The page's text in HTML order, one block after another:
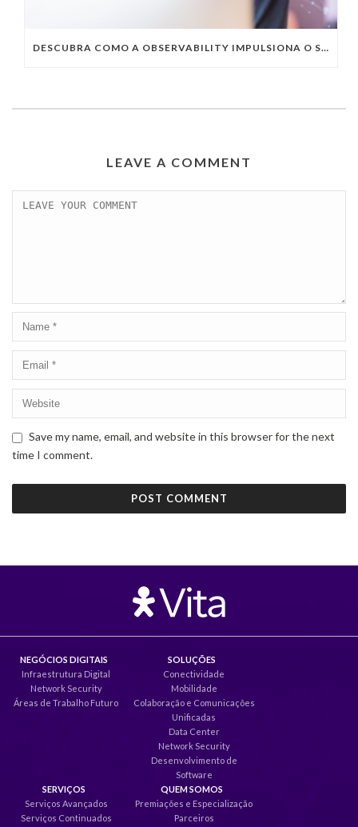
DESCUBRA COMO A OBSERVABILITY IMPULSIONA O SUCESSO DO SEU NEGÓCIO
LEAVE A COMMENT
Save my name, email, and website in this browser for the next
time I comment.
NEGÓCIOS DIGITAIS
Infraestrutura Digital
Network Security
Áreas de Trabalho Futuro
SOLUÇÕES
Conectividade
Mobilidade
Colaboração e Comunicações
Unificadas
Data Center
Network Security
Desenvolvimento de
Software
SERVIÇOS
Serviços Avançados
Serviços Continuados
QUEM SOMOS
Premiações e Especialização
Parceiros